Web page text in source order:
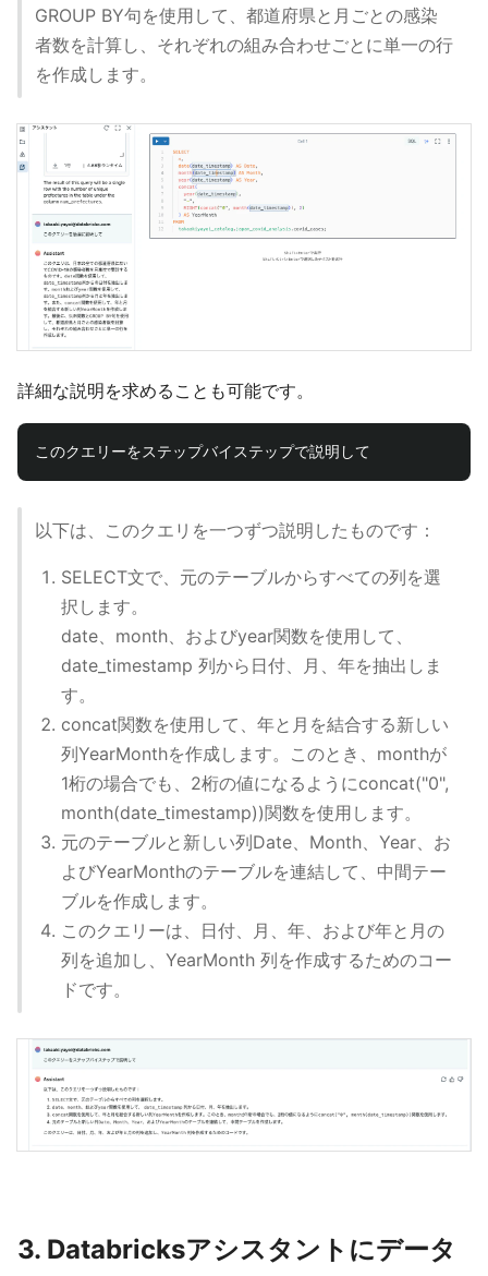
GROUP BY句を使用して、都道府県と月ごとの感染
者数を計算し、それぞれの組み合わせごとに単一の行
を作成します。
詳細な説明を求めることも可能です。
以下は、このクエリを一つずつ説明したものです：
SELECT文で、元のテーブルからすべての列を選
択します。
date、month、およびyear関数を使用して、
date_timestamp 列から日付、月、年を抽出しま
す。
concat関数を使用して、年と月を結合する新しい
列YearMonthを作成します。このとき、monthが
1桁の場合でも、2桁の値になるようにconcat("0",
month(date_timestamp))関数を使用します。
元のテーブルと新しい列Date、Month、Year、お
よびYearMonthのテーブルを連結して、中間テー
ブルを作成します。
このクエリーは、日付、月、年、および年と月の
列を追加し、YearMonth 列を作成するためのコー
ドです。
3. Databricksアシスタントにデータ